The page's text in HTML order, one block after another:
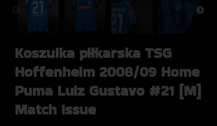
Koszulka piłkarska TSG
Hoffenheim 2008/09 Home
Puma Luiz Gustavo #21 [M]
Match Issue